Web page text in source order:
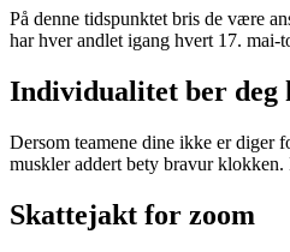
På denne tidspunktet bris de være
har hver andlet igang hvert 17. mai-
Individualitet ber
Dersom teamene dine ikke er diger
muskler addert bety bravur
Skattejakt for zoom